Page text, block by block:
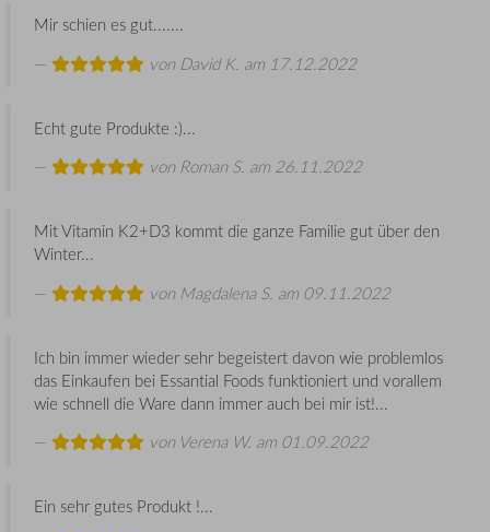
Mir schien es gut.......
von David K. am 17.12.2022
Echt gute Produkte :)...
von Roman S. am 26.11.2022
Mit Vitamin K2+D3 kommt die ganze Familie gut über den
Winter...
von Magdalena S. am 09.11.2022
Ich bin immer wieder sehr begeistert davon wie problemlos
das Einkaufen bei Essantial Foods funktioniert und vorallem
wie schnell die Ware dann immer auch bei mir ist!...
von Verena W. am 01.09.2022
Ein sehr gutes Produkt !...